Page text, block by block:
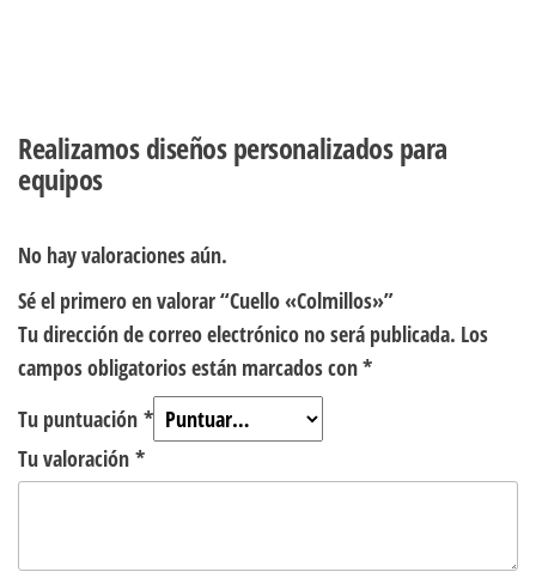
Realizamos diseños personalizados para
equipos
No hay valoraciones aún.
Sé el primero en valorar “Cuello «Colmillos»”
Tu dirección de correo electrónico no será publicada. Los
campos obligatorios están marcados con*
Tu puntuación *
Tu valoración *